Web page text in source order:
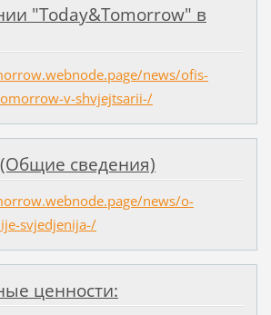
"Today&Tomorrow" в
news/ofis-
v-shvjejtsarii-/
сведения)
news/o-
svjedjenija-/
ценности: